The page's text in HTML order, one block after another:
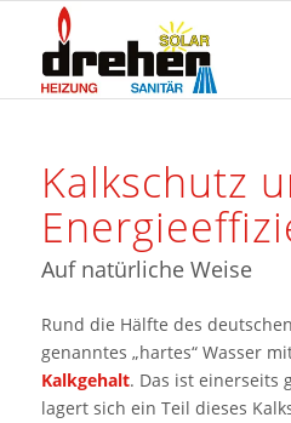
Kalkschutz
Auf natürliche Weise
Rund die Hälfte des
genanntes „hartes“ Wasser
Kalkgehalt. Das ist einerseits
lagert sich ein Teil dieses